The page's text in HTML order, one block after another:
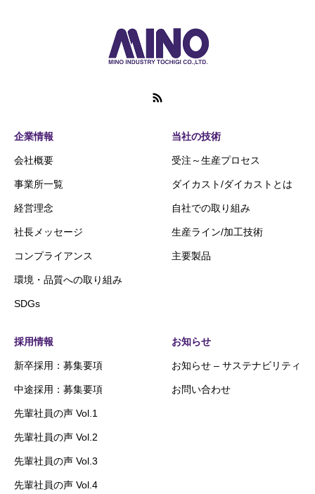
企業情報
会社概要
事業所一覧
経営理念
社長メッセージ
コンプライアンス
環境・品質への取り組み
SDGs
当社の技術
受注～生産プロセス
ダイカスト/ダイカストとは
自社での取り組み
生産ライン/加工技術
主要製品
採用情報
新卒採用：募集要項
中途採用：募集要項
先輩社員の声 Vol.1
先輩社員の声 Vol.2
先輩社員の声 Vol.3
先輩社員の声 Vol.4
お知らせ
お知らせ – サステナビリティ
お問い合わせ